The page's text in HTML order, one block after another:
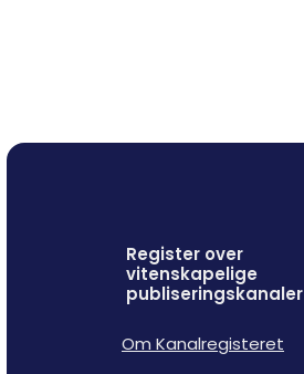
Register over
vitenskapelige
publiseringskanaler
Om Kanalregisteret